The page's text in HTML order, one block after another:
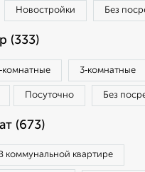
Новостройки Без
(333)
3‑комнатные
Посуточно Без
(673)
В коммунальной квартире